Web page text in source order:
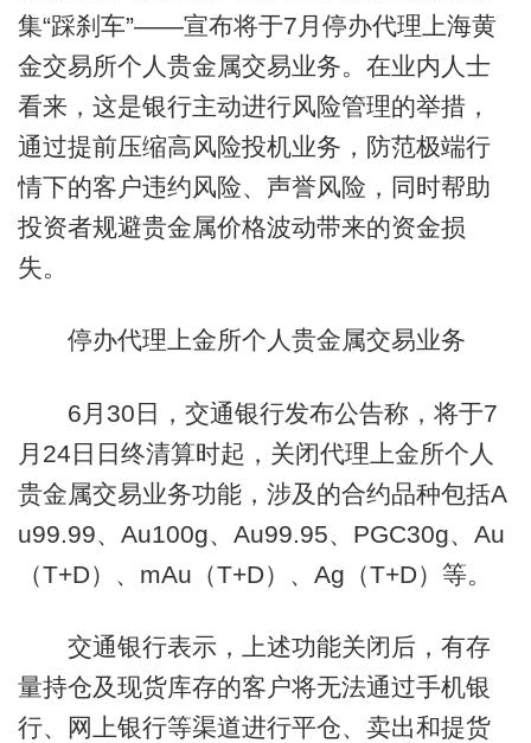
集“踩刹车”——宣布将于7月停办代理上海黄
金交易所个人贵金属交易业务。在业内人士
看来，这是银行主动进行风险管理的举措，
通过提前压缩高风险投机业务，防范极端行
情下的客户违约风险、声誉风险，同时帮助
投资者规避贵金属价格波动带来的资金损
失。
停办代理上金所个人贵金属交易业务
6月30日，交通银行发布公告称，将于7
月24日日终清算时起，关闭代理上金所个人
贵金属交易业务功能，涉及的合约品种包括A
u99.99、Au100g、Au99.95、PGC30g、Au
（T+D）、mAu（T+D）、Ag（T+D）等。
交通银行表示，上述功能关闭后，有存
量持仓及现货库存的客户将无法通过手机银
行、网上银行等渠道进行平仓、卖出和提货